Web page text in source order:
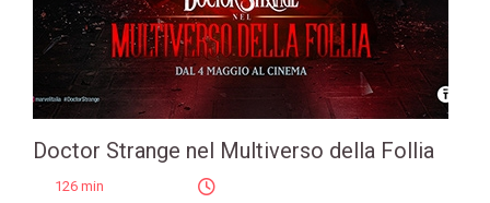
Doctor Strange nel Multiverso della Follia
126 min